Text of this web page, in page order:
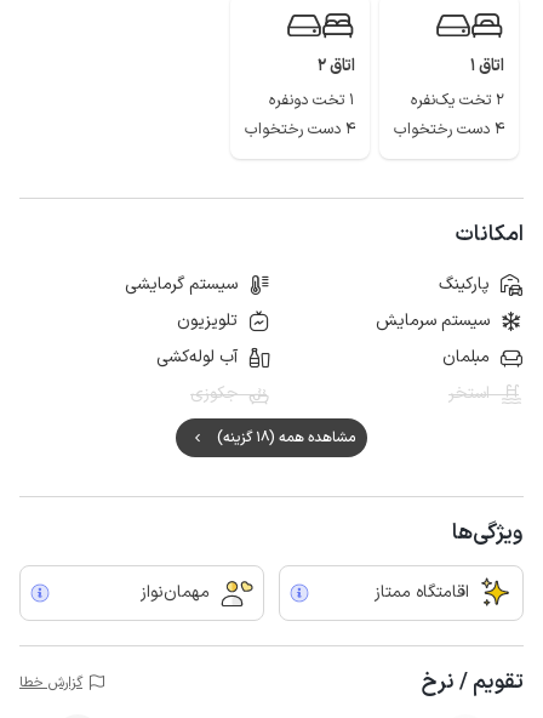
از جمله مناظر طبیعی و گردشگری خمام می باشد.
اتاق 1
2 تخت یک‌نفره
4 دست رختخواب
اتاق 2
1 تخت دونفره
4 دست رختخواب
امکانات
پارکینگ
سیستم گرمایشی
سیستم سرمایش
تلویزیون
مبلمان
آب لوله‌کشی
استخر
جکوزی
مشاهده همه (18 گزینه)
ویژگی‌ها
اقامتگاه ممتاز مهمان‌نواز
تقویم / نرخ گزارش خطا